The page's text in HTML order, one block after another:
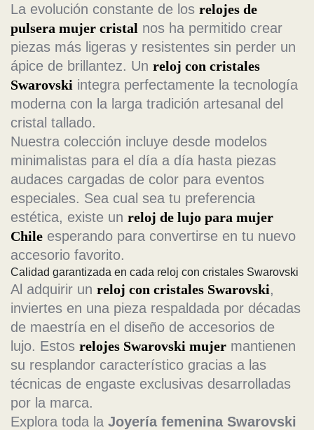
La evolución constante de los relojes de
pulsera mujer cristal nos ha permitido crear
piezas más ligeras y resistentes sin perder un
ápice de brillantez. Un reloj con cristales
Swarovski integra perfectamente la tecnología
moderna con la larga tradición artesanal del
cristal tallado.
Nuestra colección incluye desde modelos
minimalistas para el día a día hasta piezas
audaces cargadas de color para eventos
especiales. Sea cual sea tu preferencia
estética, existe un reloj de lujo para mujer
Chile esperando para convertirse en tu nuevo
accesorio favorito.
Calidad garantizada en cada reloj con cristales Swarovski
Al adquirir un reloj con cristales Swarovski,
inviertes en una pieza respaldada por décadas
de maestría en el diseño de accesorios de
lujo. Estos relojes Swarovski mujer mantienen
su resplandor característico gracias a las
técnicas de engaste exclusivas desarrolladas
por la marca.
Explora toda la Joyería femenina Swarovski